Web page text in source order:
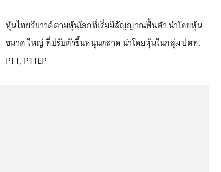
หุ้นไทยรีบาวด์ตามหุ้นโลกที่เริ่มมีสัญญาณฟื้นตัว นำโดยหุ้น
ขนาด ใหญ่ ที่ปรับตัวขึ้นหนุนตลาด นำโดยหุ้นในกลุ่ม ปตท.
PTT, PTTEP